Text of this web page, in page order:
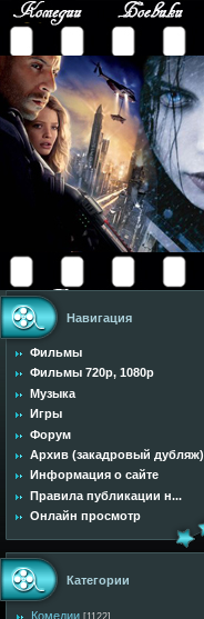
Навигация
Фильмы
Фильмы 720p, 1080p
Музыка
Игры
Форум
Архив (закадровый дубляж)
Информация о сайте
Правила публикации н...
Онлайн просмотр
Категории
Комедии [1122]